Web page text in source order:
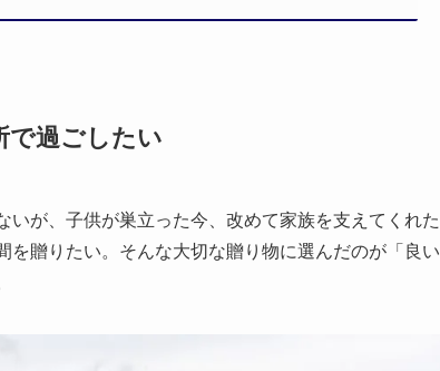
で過ごしたい
が、子供が巣立った今、改めて家族を支えてくれた
贈りたい。そんな大切な贈り物に選んだのが「良い